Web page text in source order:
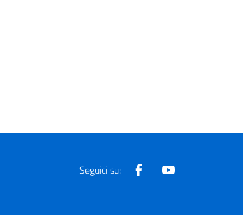
Seguici su: Facebook